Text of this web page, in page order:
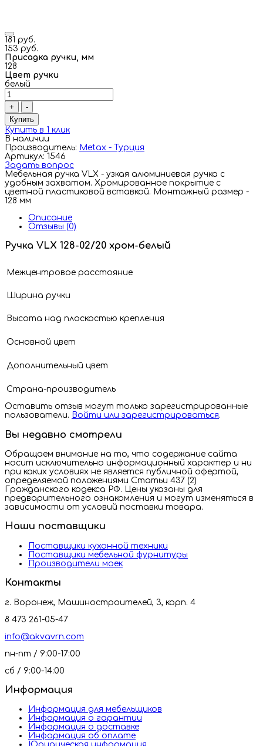
181 руб.
153 руб.
Присадка ручки, мм
128
Цвет ручки
белый
+
-
Купить
Купить в 1 клик
В наличии
Производитель: Metax - Турция
Артикул: 1546
Задать вопрос
Мебельная ручка VLX - узкая алюминиевая ручка с
удобным захватом. Хромированное покрытие с
цветной пластиковой вставкой. Монтажный размер -
128 мм
Описание
Отзывы (0)
Ручка VLX 128-02/20 хром-белый
Межцентровое расстояние
Ширина ручки
Высота над плоскостью крепления
Основной цвет
Дополнительный цвет
Страна-производитель
Оставить отзыв могут только зарегистрированные
пользователи. Войти или зарегистрироваться.
Вы недавно смотрели
Обращаем внимание на то, что содержание сайта
носит исключительно информационный характер и ни
при каких условиях не является публичной офертой,
определяемой положениями Статьи 437 (2)
Гражданского кодекса РФ. Цены указаны для
предварительного ознакомления и могут изменяться в
зависимости от условий поставки товара.
Наши поставщики
Поставщики кухонной техники
Поставщики мебельной фурнитуры
Производители моек
Контакты
г. Воронеж, Машиностроителей, 3, корп. 4
8 473 261-05-47
info@akvavrn.com
пн-пт / 9:00-17:00
сб / 9:00-14:00
Информация
Информация для мебельщиков
Информация о гарантии
Информация о доставке
Информация об оплате